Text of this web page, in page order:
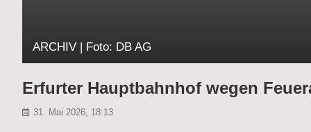
ARCHIV | Foto: DB AG
Erfurter Hauptbahnhof wegen
31. Mai 2026, 18:13